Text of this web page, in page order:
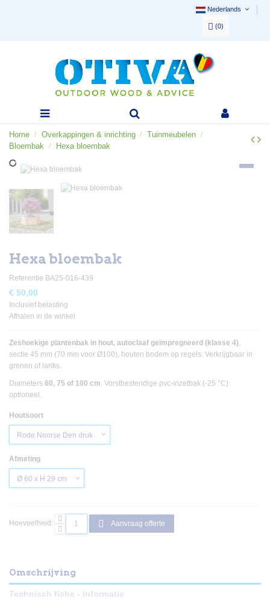
Nederlands
(0)
Home Overkappingen & inrichting
Tuinmeubelen
Bloembak
Hexa bloembak
Hexa bloembak
Referentie BA25-016-439
€ 50,00
Inclusief belasting
Afhalen in de winkel
Zeshoekige plantenbak in hout, autoclaaf geïmpregneerd (klasse 4),
sectie 45 mm (70 mm voor Ø100), houten bodem op regels. Verkrijgbaar in
grenen of lariks.
Diameters 60, 75 of 100 cm . Vorstbestendige pvc-inzetbak (-25 °C)
optioneel.
Houtsoort
Afmeting
Hoeveelheid: Aanvraag offerte
Omschrijving
Technisch fiche - informatie